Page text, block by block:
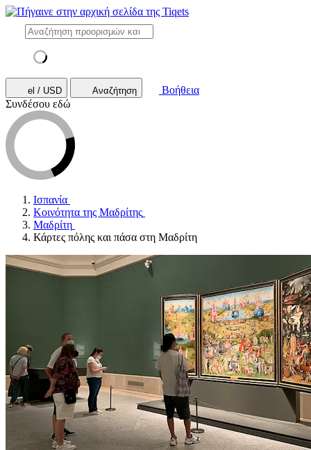
el / USD Αναζήτηση
Βοήθεια
Συνδέσου εδώ
Ισπανία
Κοινότητα της Μαδρίτης
Μαδρίτη
Κάρτες πόλης και πάσα στη Μαδρίτη